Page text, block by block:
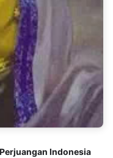
Indonesia